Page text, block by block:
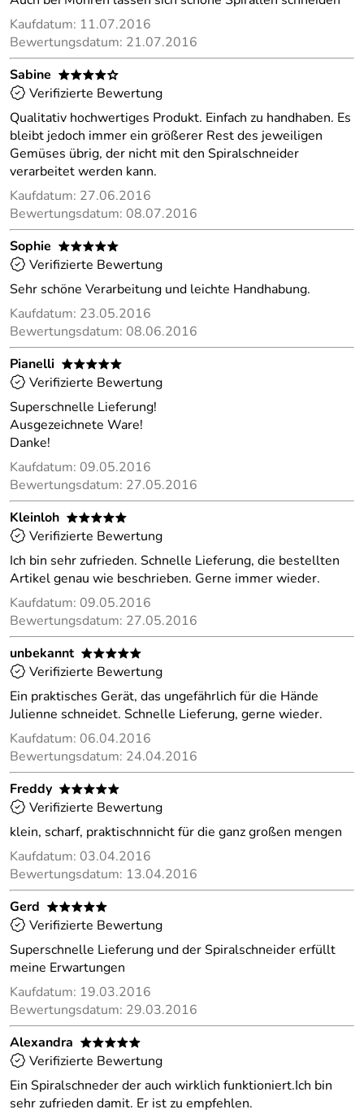
Kaufdatum: 11.07.2016
Bewertungsdatum: 21.07.2016
Sabine
****o
Verifizierte Bewertung
Qualitativ hochwertiges Produkt. Einfach zu handhaben. Es
bleibt jedoch immer ein größerer Rest des jeweiligen
Gemüses übrig, der nicht mit den Spiralschneider
verarbeitet werden kann.
Kaufdatum: 27.06.2016
Bewertungsdatum: 08.07.2016
Sophie
*****
Verifizierte Bewertung
Sehr schöne Verarbeitung und leichte Handhabung.
Kaufdatum: 23.05.2016
Bewertungsdatum: 08.06.2016
Pianelli
*****
Verifizierte Bewertung
Superschnelle Lieferung!
Ausgezeichnete Ware!
Danke!
Kaufdatum: 09.05.2016
Bewertungsdatum: 27.05.2016
Kleinloh
*****
Verifizierte Bewertung
Ich bin sehr zufrieden. Schnelle Lieferung, die bestellten
Artikel genau wie beschrieben. Gerne immer wieder.
Kaufdatum: 09.05.2016
Bewertungsdatum: 27.05.2016
unbekannt
*****
Verifizierte Bewertung
Ein praktisches Gerät, das ungefährlich für die Hände
Julienne schneidet. Schnelle Lieferung, gerne wieder.
Kaufdatum: 06.04.2016
Bewertungsdatum: 24.04.2016
Freddy
*****
Verifizierte Bewertung
klein, scharf, praktischnnicht für die ganz großen mengen
Kaufdatum: 03.04.2016
Bewertungsdatum: 13.04.2016
Gerd
*****
Verifizierte Bewertung
Superschnelle Lieferung und der Spiralschneider erfüllt
meine Erwartungen
Kaufdatum: 19.03.2016
Bewertungsdatum: 29.03.2016
Alexandra
*****
Verifizierte Bewertung
Ein Spiralschneder der auch wirklich funktioniert.Ich bin
sehr zufrieden damit. Er ist zu empfehlen.